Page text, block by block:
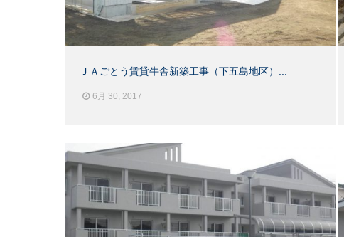
ＪＡごとう賃貸牛舎新築工事（下五島地区）...
6月 30, 2017